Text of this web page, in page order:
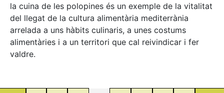
la cuina de les polopines és un exemple de la vitalitat
del llegat de la cultura alimentària mediterrània
arrelada a uns hàbits culinaris, a unes costums
alimentàries i a un territori que cal reivindicar i fer
valdre.